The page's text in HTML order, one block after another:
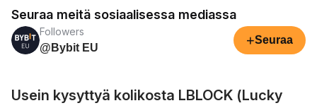
Seuraa meitä sosiaalisessa mediassa
Followers
@Bybit EU
+Seuraa
Usein kysyttyä kolikosta LBLOCK (Lucky